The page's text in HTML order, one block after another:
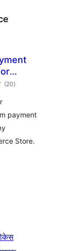
(20कुल
रेटिङ्गहरू
)
payment
Store.